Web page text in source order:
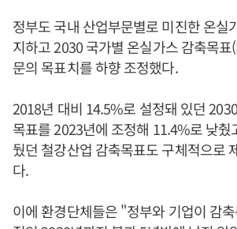
정부도 국내 산업부문별로 미진한 온실
지하고 2030 국가별 온실가스 감축목표
문의 목표치를 하향 조정했다.
2018년 대비 14.5%로 설정돼 있던
목표를 2023년에 조정해 11.4%로 낮췄
뒀던 철강산업 감축목표도 구체적으로
다.
이에 환경단체들은 "정부와 기업이 감